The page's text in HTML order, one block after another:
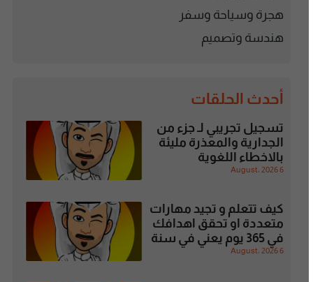
هجرة وسياحة وسفر
هندسة وتصميم
أحدث الحلقات
تسجيل تجريبي لـ جزء من
الجدارية والمعذرة مليئة
بالاخطاء اللغوية
6 August، 2026
كيف تتعلم و تجيد مهارات
متعددة او تحقق اهدافك
في 365 يوم يعني في سنة
6 August، 2026